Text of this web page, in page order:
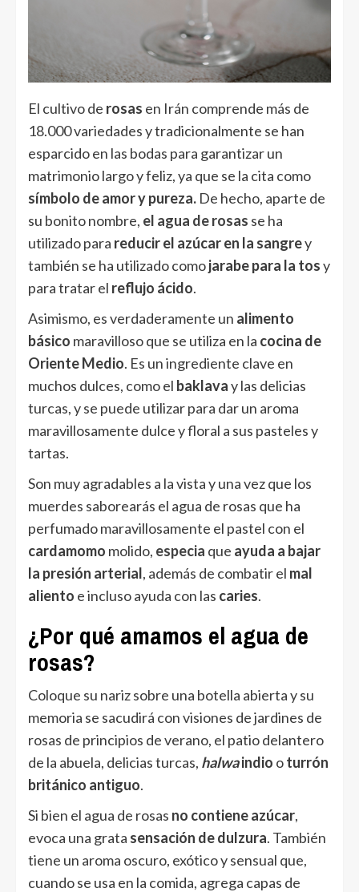
El cultivo de rosas en Irán comprende más de
18.000 variedades y tradicionalmente se han
esparcido en las bodas para garantizar un
matrimonio largo y feliz, ya que se la cita como
símbolo de amor y pureza. De hecho, aparte de
su bonito nombre, el agua de rosas se ha
utilizado para reducir el azúcar en la sangrey
también se ha utilizado comojarabe para la tosy
para tratar el reflujo ácido.
Asimismo, es verdaderamente un alimento
básico maravilloso que se utiliza en la cocina de
Oriente Medio. Es un ingrediente clave en
muchos dulces, como el baklavay las delicias
turcas, y se puede utilizar para dar un aroma
maravillosamente dulce y floral a sus pasteles y
tartas.
Son muy agradables a la vista y una vez que los
muerdes saborearás el agua de rosas que ha
perfumado maravillosamente el pastel con el
cardamomo molido, especia que ayuda a bajar
la presión arterial, además de combatir el mal
aliento e incluso ayuda con las caries.
¿Por qué amamos el agua de
rosas?
Coloque su nariz sobre una botella abierta y su
memoria se sacudirá con visiones de jardines de
rosas de principios de verano, el patio delantero
de la abuela, delicias turcas, halwaindio oturrón
británico antiguo.
Si bien el agua de rosas no contiene azúcar,
evoca una grata sensación de dulzura. También
tiene un aroma oscuro, exótico y sensual que,
cuando se usa en la comida, agrega capas de